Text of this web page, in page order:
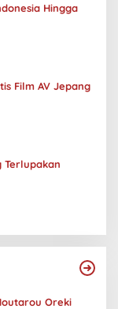
Hingga
Film AV Jepang
Terlupakan
Oreki